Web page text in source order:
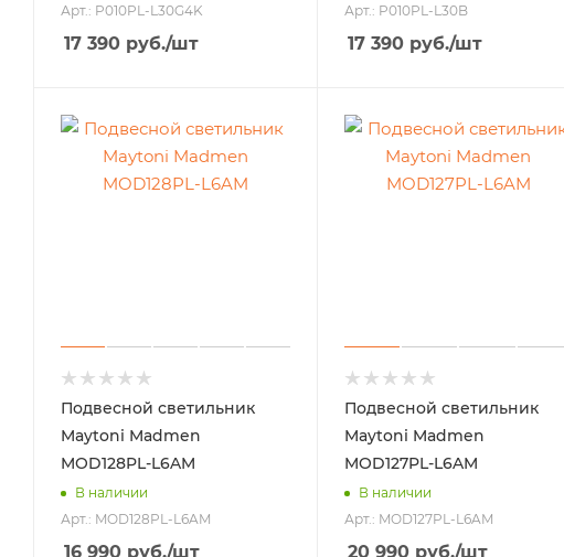
Арт.: P010PL-L30G4K
17 390 руб./шт
Арт.: P010PL-L30B
17 390руб./шт
Подвесной светильник
Maytoni Madmen
MOD128PL-L6AM
В наличии
Арт.: MOD128PL-L6AM
16 990 руб./шт
Подвесной светильник
Maytoni Madmen
MOD127PL-L6AM
В наличии
Арт.: MOD127PL-L6AM
20 990руб./шт